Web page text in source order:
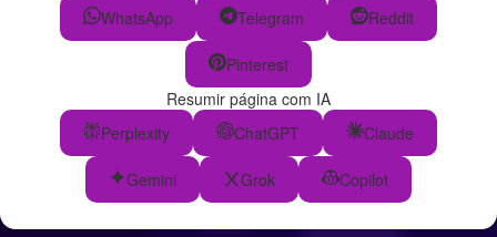
WhatsApp Telegram Reddit
Pinterest
Resumir página com IA
Perplexity
ChatGPT Claude
Gemini Grok Copilot